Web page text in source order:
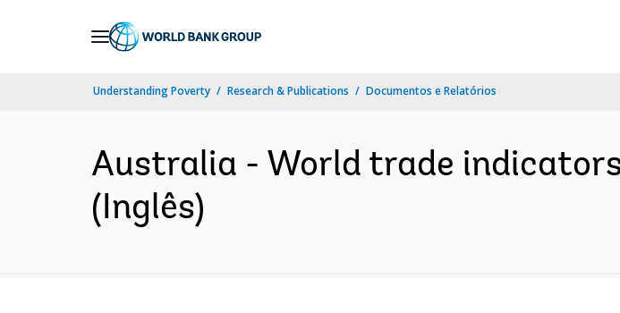
Understanding Poverty Research & Publications Documentos e Relatórios
Australia - World trade
(Inglês)